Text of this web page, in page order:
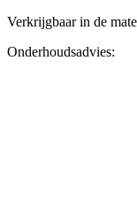
Verkrijgbaar in de
Onderhoudsadvies: